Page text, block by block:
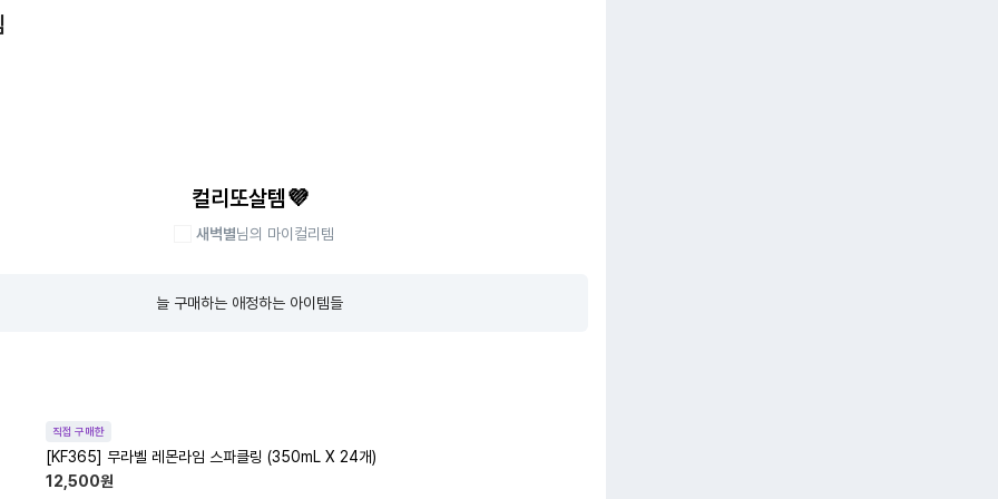
컬리또살템💜
새벽별님의 마이컬리템
늘 구매하는 애정하는 아이템들
직접 구매한
[KF365] 무라벨 레몬라임 스파클링 (350mL X 24개)
12,500원